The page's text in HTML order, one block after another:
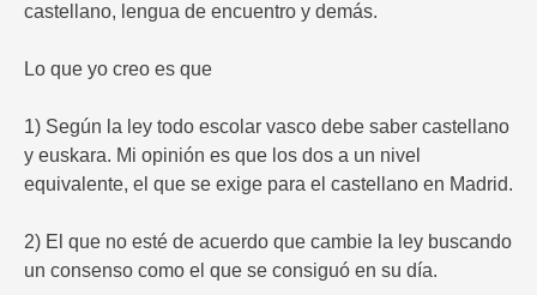
castellano, lengua de encuentro y demás.
Lo que yo creo es que
1) Según la ley todo escolar vasco debe saber castellano
y euskara. Mi opinión es que los dos a un nivel
equivalente, el que se exige para el castellano en Madrid.
2) El que no esté de acuerdo que cambie la ley buscando
un consenso como el que se consiguó en su día.